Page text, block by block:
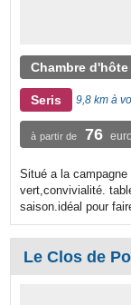
Chambre d'hôte
Seris 9,8 km à
à partir de 76
Situé a la
vert,convivialité.
saison.idéal pour
Le Clos de